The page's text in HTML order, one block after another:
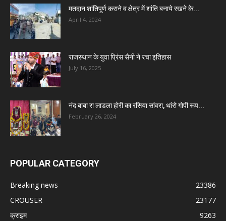
मतदान शांतिपूर्ण कराने व क्षेत्र में शांति बनाये रखने के...
April 4, 2024
राजस्थान के युवा प्रिंस सैनी ने रचा इतिहास
July 16, 2025
नंद बाबा रा लाडला होरी का रसिया सांवरा, थांरो गोपी रूप...
February 26, 2024
POPULAR CATEGORY
Breaking news
23386
CROUSER
23177
क्राइम
9263